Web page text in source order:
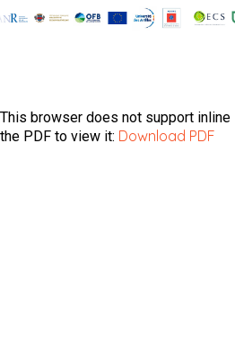
This browser does not support
the PDF to view it: Download PDF